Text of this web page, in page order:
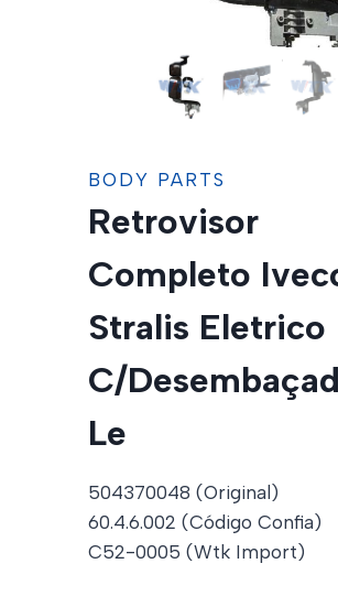
BODY PARTS
Retrovisor
Completo
Stralis Eletrico
C/
Le
504370048 (Original)
60.4.6.002 (Código Confia)
C52-0005 (Wtk Import)